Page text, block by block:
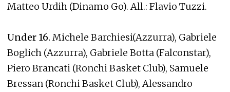
Matteo Urdih (Dinamo Go). All.: Flavio Tuzzi.
Under 16. Michele Barchiesi(Azzurra), Gabriele
Boglich (Azzurra), Gabriele Botta (Falconstar),
Piero Brancati (Ronchi Basket Club), Samuele
Bressan (Ronchi Basket Club), Alessandro